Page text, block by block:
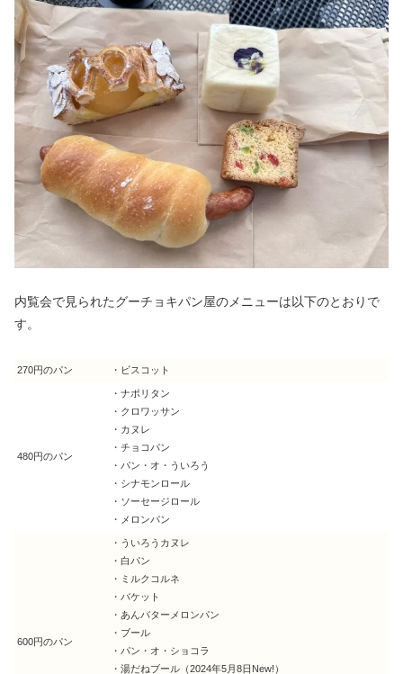
内覧会で見られたグーチョキパン屋のメニューは以下のとおりで
す。
270円のパン ・ビスコット
480円のパン
・ナポリタン
・クロワッサン
・カヌレ
・チョコパン
・パン・オ・ういろう
・シナモンロール
・ソーセージロール
・メロンパン
600円のパン
・ういろうカヌレ
・白パン
・ミルクコルネ
・バケット
・あんバターメロンパン
・ブール
・パン・オ・ショコラ
・湯だねブール（2024年5月8日New!）